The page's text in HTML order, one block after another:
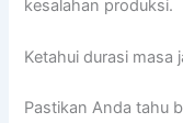
kesalahan produksi.
Ketahui durasi masa
Pastikan Anda tahu